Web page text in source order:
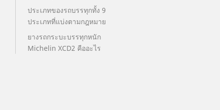
ประเภทของรถบรรทุกทั้ง 9
ประเภทที่แบ่งตามกฎหมาย
ยางรถกระบะบรรทุกหนัก
Michelin XCD2 คืออะไร